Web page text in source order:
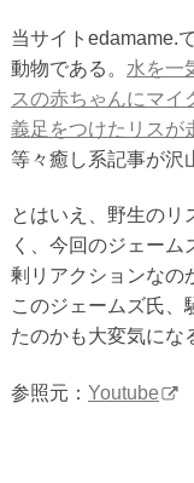
当サイトedamame.
動物である。 水を一
スの赤ちゃんにマイ
義足をつけたリスが
等々癒し系記事が沢
とはいえ、野生のリ
く、今回のジェーム
剰リアクションなの
このジェームズ氏、
たのかも大変気にな
参照元： Youtube